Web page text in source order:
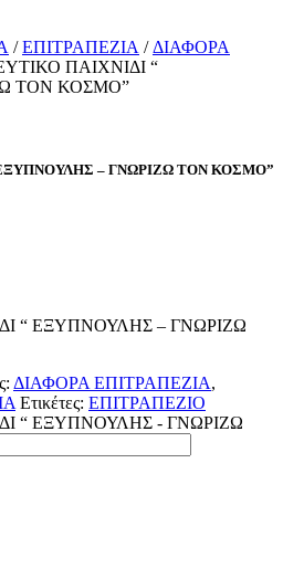
/ΕΠΙΤΡΑΠΕΖΙΑ / ΔΙΑΦΟΡΑ
ΠΑΙΧΝΙΔΙ “
ΤΟΝ ΚΟΣΜΟ”
– ΓΝΩΡΙΖΩ ΤΟΝ ΚΟΣΜΟ”
“ ΕΞΥΠΝΟΥΛΗΣ – ΓΝΩΡΙΖΩ
ΔΙΑΦΟΡΑ ΕΠΙΤΡΑΠΕΖΙΑ,
Ετικέτες: ΕΠΙΤΡΑΠΕΖΙΟ
“ ΕΞΥΠΝΟΥΛΗΣ - ΓΝΩΡΙΖΩ